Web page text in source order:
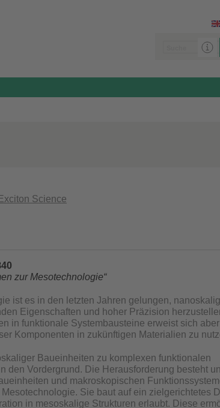
Science
zur Mesotechnologie“
ist es in den letzten Jahren gelungen,
Eigenschaften und hoher Präzision
in funktionale Systembausteine erweist sich
Komponenten in zukünftigen Materialien zu
Baueinheiten zu komplexen funktionalen
den Vordergrund. Die Herausforderung besteht
und makroskopischen
Sie baut auf ein zielgerichtetes
in mesoskalige Strukturen erlaubt. Diese